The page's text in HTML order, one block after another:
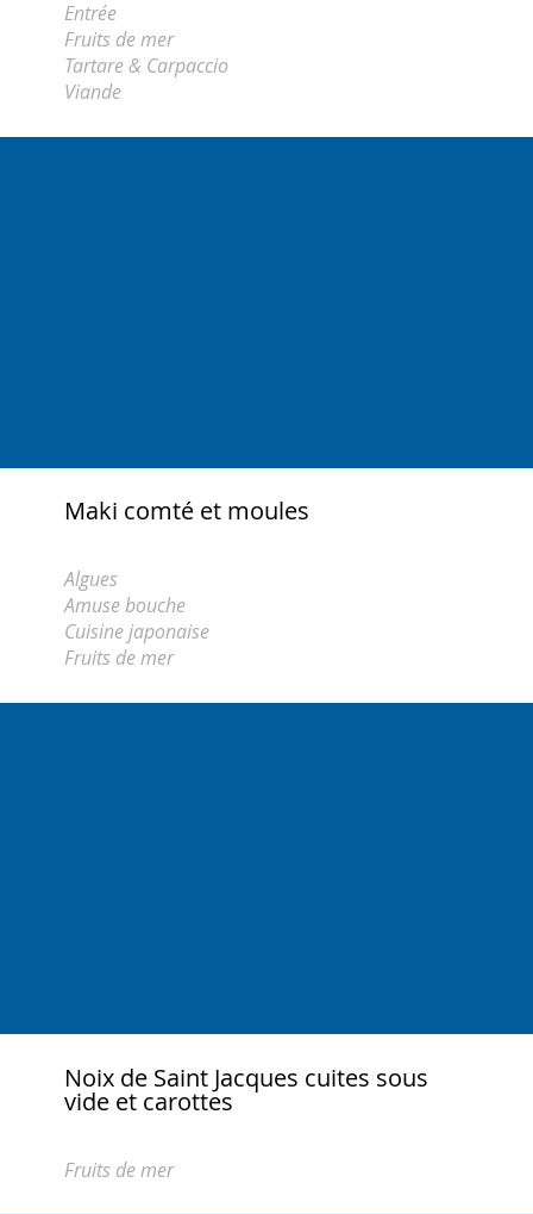
Entrée
Fruits de mer
Tartare & Carpaccio
Viande
Maki comté et moules
Algues
Amuse bouche
Cuisine japonaise
Fruits de mer
Noix de Saint Jacques cuites sous
vide et carottes
Fruits de mer